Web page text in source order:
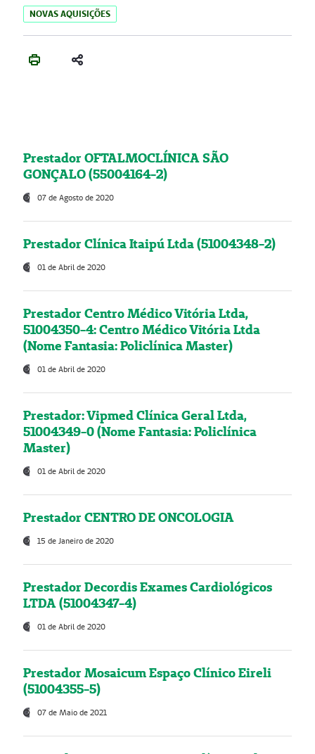
NOVAS AQUISIÇÕES
Prestador OFTALMOCLÍNICA SÃO
GONÇALO (55004164-2)
07 de Agosto de 2020
Prestador Clínica Itaipú Ltda (51004348-2)
01 de Abril de 2020
Prestador Centro Médico Vitória Ltda,
51004350-4: Centro Médico Vitória Ltda
(Nome Fantasia: Policlínica Master)
01 de Abril de 2020
Prestador: Vipmed Clínica Geral Ltda,
51004349-0 (Nome Fantasia: Policlínica
Master)
01 de Abril de 2020
Prestador CENTRO DE ONCOLOGIA
15 de Janeiro de 2020
Prestador Decordis Exames Cardiológicos
LTDA (51004347-4)
01 de Abril de 2020
Prestador Mosaicum Espaço Clínico Eireli
(51004355-5)
07 de Maio de 2021